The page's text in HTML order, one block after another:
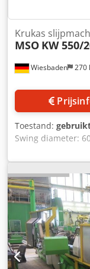
Wiesbaden 270
Krukas
MSO KW 550/
Toestand:
Swing diameter:
op slijpschijf 800
gebruik van put
afmetingen: 800 x
3 werkstuk
handmatig grof/
snelheid van het
speed: 120-1540
van spindel
380/400 V, 10 kW
Gewicht: